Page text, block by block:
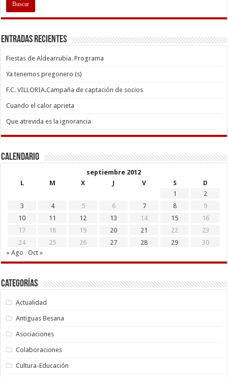
Entradas recientes
Fiestas de Aldearrubia. Programa
Ya tenemos pregonero (s)
F.C. VILLORIA.Campaña de captación de socios
Cuando el calor aprieta
Que atrevida es la ignorancia
Calendario
septiembre 2012
L
M X J V S
D
1
2
3
4 5 6 7 8
9
10
11 12 13 14 15
16
17
18 19 20 21 22
23
24
25 26 27 28 29
30
« Ago
Oct »
Categorías
Actualidad
Antiguas Besana
Asociaciones
Colaboraciones
Cultura-Educación